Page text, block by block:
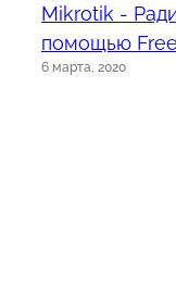
Mikrotik -
помощью
6 марта, 2020